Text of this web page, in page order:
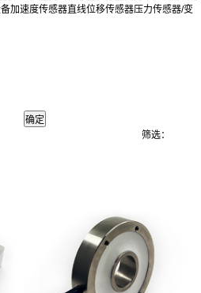
加速度传感器直线位移传感器压力传感器/变
筛选：